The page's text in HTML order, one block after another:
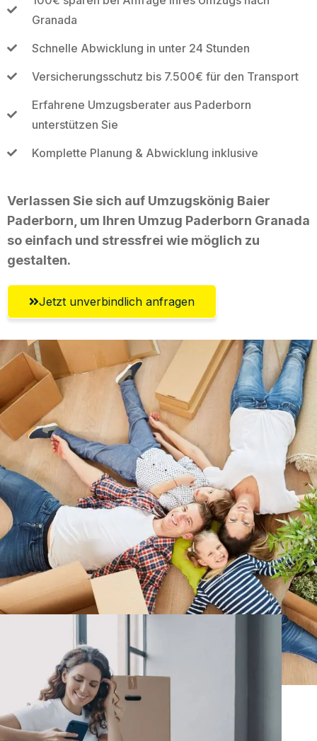
Granada
Schnelle Abwicklung in unter 24 Stunden
Versicherungsschutz bis 7.500€ für den Transport
Erfahrene Umzugsberater aus Paderborn
unterstützen Sie
Komplette Planung & Abwicklung inklusive
Verlassen Sie sich auf Umzugskönig Baier
Paderborn, um Ihren Umzug Paderborn Granada
so einfach und stressfrei wie möglich zu
gestalten.
Jetzt unverbindlich anfragen